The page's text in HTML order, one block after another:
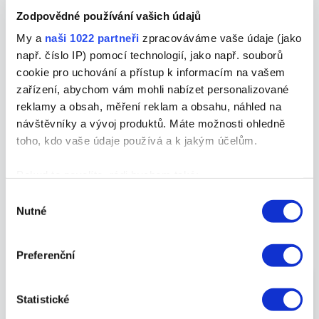
Zodpovědné používání vašich údajů
My a naši 1022 partneři zpracováváme vaše údaje (jako
např. číslo IP) pomocí technologií, jako např. souborů
cookie pro uchování a přístup k informacím na vašem
zařízení, abychom vám mohli nabízet personalizované
reklamy a obsah, měření reklam a obsahu, náhled na
návštěvníky a vývoj produktů. Máte možnosti ohledně
toho, kdo vaše údaje používá a k jakým účelům.
poloze, které mohou být přesné na několik metrů
skenování pro konkrétní charakteristiky (otisk prstu)
Zjistěte více o tom, jak zpracováváme vaše osobní
Svůj souhlas můžete kdykoliv změnit nebo odvolat v
souhlasu
Nutné
Preferenční
Statistické
vysilani-s-vice-ucastniky/
Facebook omezí politický obsah
ve feedu
Facebook zahájil nový test, ve kterém plánuje
omezit zobrazování politického obsahu v News
Feedu. Chce tak zabránit dopadům přemíry
které vedou k nezájmu, až odcházení uživatelů.
https://newsfeed.cz/facebook-omezi-politicky-